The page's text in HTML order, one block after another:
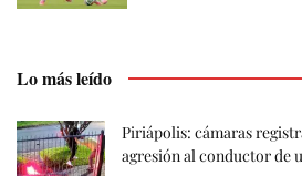
Lo más leído
Piriápolis: cámaras
agresión al conductor de